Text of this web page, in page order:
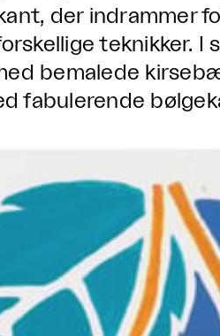
der indrammer
teknikker. I
bemalede
fabulerende